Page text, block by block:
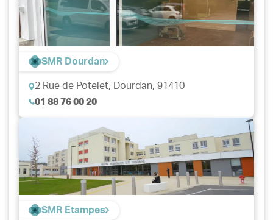
SMR Dourdan
2 Rue de Potelet,
Dourdan, 91410
01 88 76 00 20
SMR Etampes